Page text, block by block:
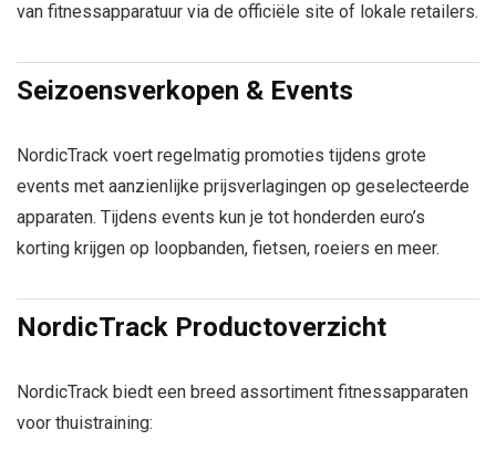
van fitnessapparatuur via de officiële site of lokale retailers.
Seizoensverkopen & Events
NordicTrack voert regelmatig promoties tijdens grote
events met aanzienlijke prijsverlagingen op geselecteerde
apparaten. Tijdens events kun je tot honderden euro’s
korting krijgen op loopbanden, fietsen, roeiers en meer.
NordicTrack Productoverzicht
NordicTrack biedt een breed assortiment fitnessapparaten
voor thuistraining: